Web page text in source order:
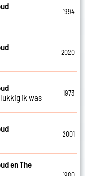
1994
2020
ik was
1973
2001
en The